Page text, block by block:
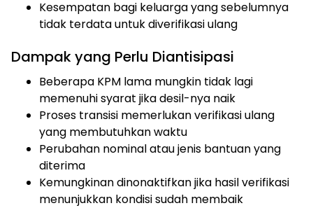
Kesempatan bagi keluarga yang sebelumnya
tidak terdata untuk diverifikasi ulang
Dampak yang Perlu Diantisipasi
Beberapa KPM lama mungkin tidak lagi
memenuhi syarat jika desil-nya naik
Proses transisi memerlukan verifikasi ulang
yang membutuhkan waktu
Perubahan nominal atau jenis bantuan yang
diterima
Kemungkinan dinonaktifkan jika hasil verifikasi
menunjukkan kondisi sudah membaik